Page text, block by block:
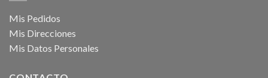
Mis Pedidos
Mis Direcciones
Mis Datos Personales